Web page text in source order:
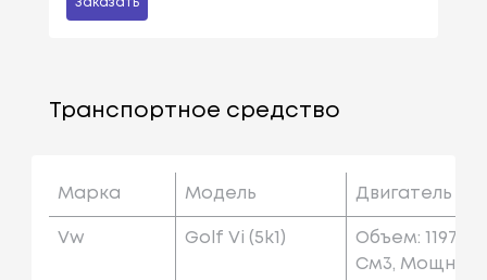
Транспортное средство
Марка Модель Двигатель
Vw Golf Vi (5k1)
Объем: 1197
См3, Мощн